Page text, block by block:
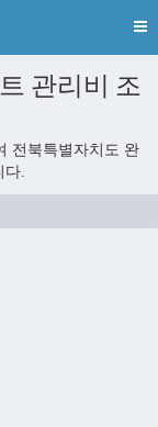
관리비 조
전북특별자치도 완
다.